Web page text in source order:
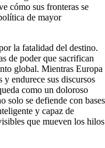
cómo sus fronteras se
de mayor
la fatalidad del destino.
de poder que sacrifican
global. Mientras Europa
y endurece sus discursos
como un doloroso
solo se defiende con bases
y capaz de
que mueven los hilos